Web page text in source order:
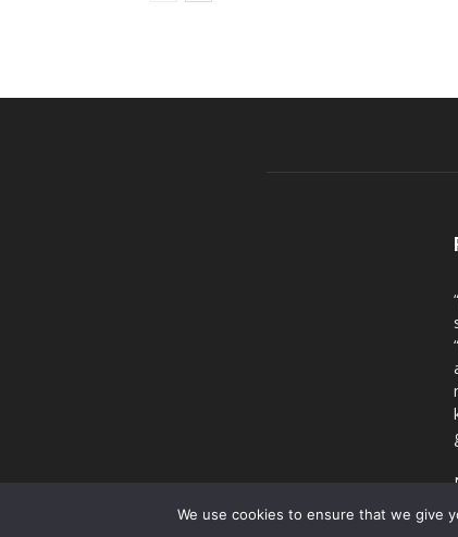
We use cookies to ensure that we give